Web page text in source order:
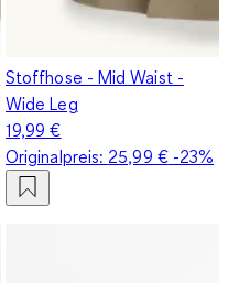
Stoffhose - Mid Waist -
Wide Leg
19,99 €
Originalpreis: 25,99 €-23%